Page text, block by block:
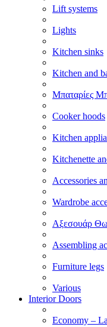
Lift systems
Lights
Kitchen sinks
Kitchen and
Μπαταρίες
Cooker hoods
Kitchen
Kitchenette
Accessories
Wardrobe
Αξεσουάρ
Assembling
Furniture legs
Various
Interior Doors
Economy –